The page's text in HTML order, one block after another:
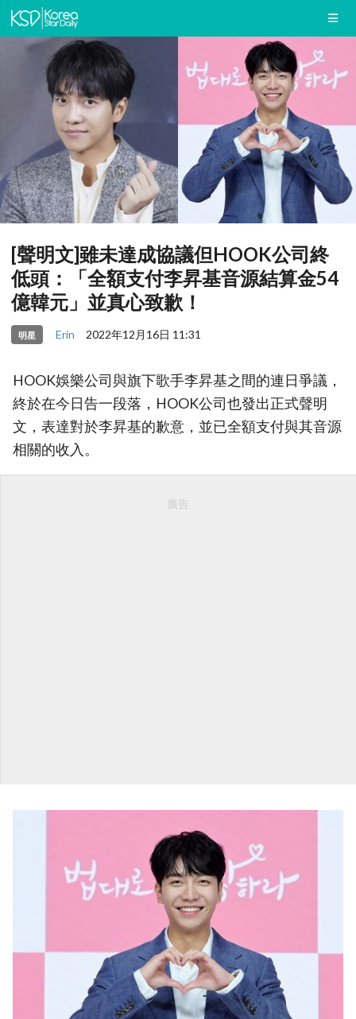
[聲明文]雖未達成協議但HOOK公司終
低頭：「全額支付李昇基音源結算金54
億韓元」並真心致歉！
明星 Erin 2022年12月16日 11:31
HOOK娛樂公司與旗下歌手李昇基之間的連日爭議，
終於在今日告一段落，HOOK公司也發出正式聲明
文，表達對於李昇基的歉意，並已全額支付與其音源
相關的收入。
廣告